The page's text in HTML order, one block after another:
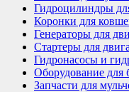
Гидроцилиндры
Коронки для
Генераторы для
Стартеры для
Гидронасосы и
Оборудование для
Запчасти для